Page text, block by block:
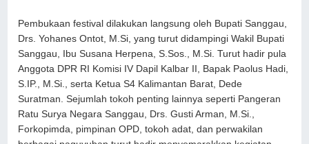
Pembukaan festival dilakukan langsung oleh Bupati Sanggau,
Drs. Yohanes Ontot, M.Si, yang turut didampingi Wakil Bupati
Sanggau, Ibu Susana Herpena, S.Sos., M.Si. Turut hadir pula
Anggota DPR RI Komisi IV Dapil Kalbar II, Bapak Paolus Hadi,
S.IP., M.Si., serta Ketua S4 Kalimantan Barat, Dede
Suratman. Sejumlah tokoh penting lainnya seperti Pangeran
Ratu Surya Negara Sanggau, Drs. Gusti Arman, M.Si.,
Forkopimda, pimpinan OPD, tokoh adat, dan perwakilan